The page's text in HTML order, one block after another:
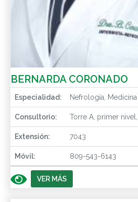
BERNARDA CORONADO
Especialidad: Nefrología, Medicina
Consultorio: Torre A, primer
Extensión: 7043
Móvil: 809-543-6143
VER MÁS